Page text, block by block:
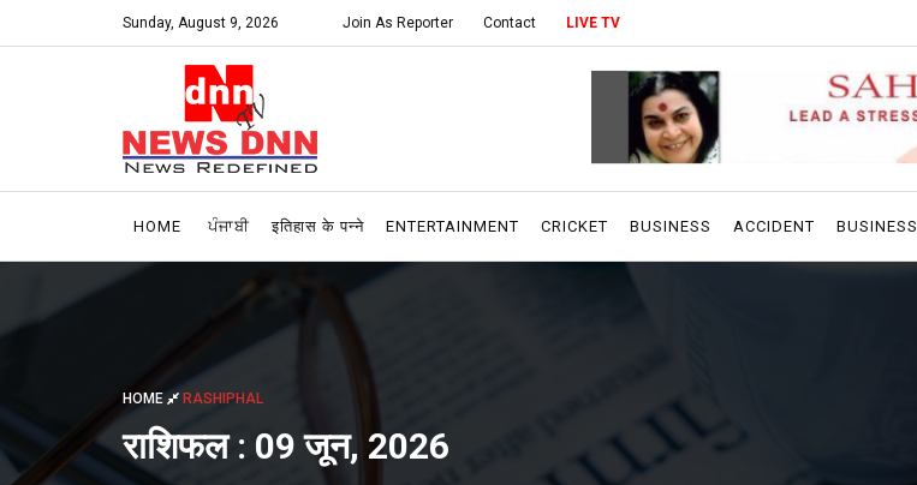
Sunday, August 9, 2026 Join As Reporter Contact LIVE TV
HOME ਪੰਜਾਬੀ इतिहास के पन्ने ENTERTAINMENT CRICKET BUSINESS ACCIDENT BUSINESS
HOME RASHIPHAL
राशिफल : 09 जून, 2026